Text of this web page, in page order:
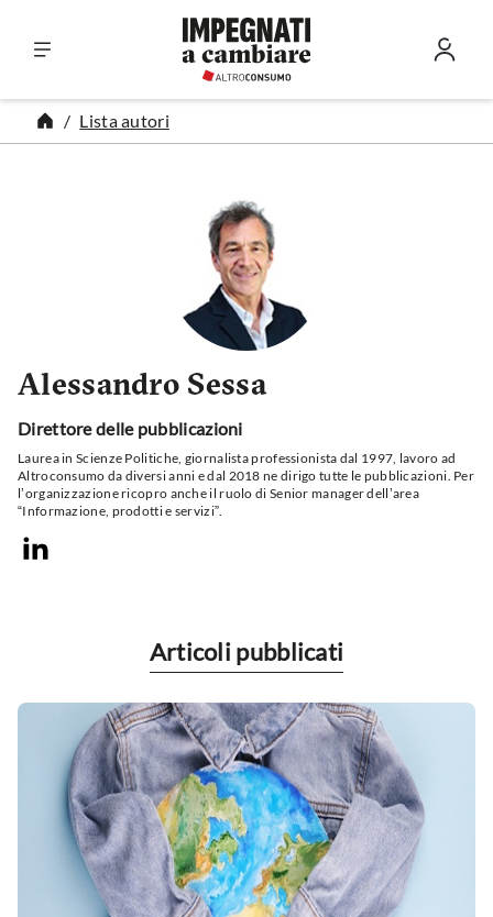
Lista autori
Alessandro Sessa
Direttore delle pubblicazioni
Laurea in Scienze Politiche, giornalista professionista dal 1997, lavoro ad
Altroconsumo da diversi anni e dal 2018 ne dirigo tutte le pubblicazioni. Per
l’organizzazione ricopro anche il ruolo di Senior manager dell’area
“Informazione, prodotti e servizi”.
Articoli pubblicati